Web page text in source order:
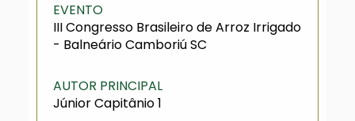
EVENTO
III Congresso Brasileiro de Arroz Irrigado
- Balneário Camboriú SC
AUTOR PRINCIPAL
Júnior Capitânio 1